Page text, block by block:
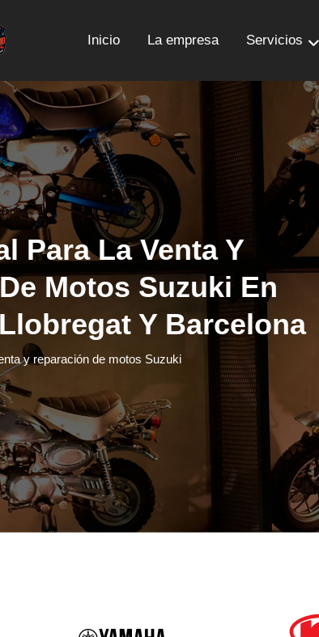
Inicio La empresa Servicios
Para La Venta Y
Motos Suzuki En
Y Barcelona
y reparación de motos Suzuki
¿Por qué
Y COMODIDAD
a nuestros clientes
trato personalizado para satisfacer tus